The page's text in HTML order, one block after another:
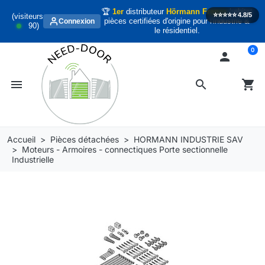
(visiteurs
90)
Connexion
🏆 1erdistributeur Hörmann Francehabitat
pièces certifiées d'origine pour l'industrie &
le résidentiel.
⭐️⭐️⭐️⭐️⭐️4.8/5
search
menu

shopping_cart
0
Accueil Pièces détachées
HORMANN INDUSTRIE SAV
Moteurs - Armoires - connectiques Porte sectionnelle
Industrielle